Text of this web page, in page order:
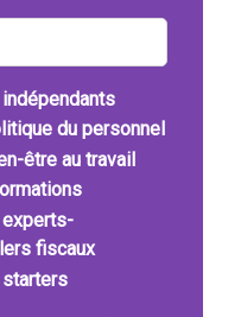
du personnel
être au travail
fiscaux